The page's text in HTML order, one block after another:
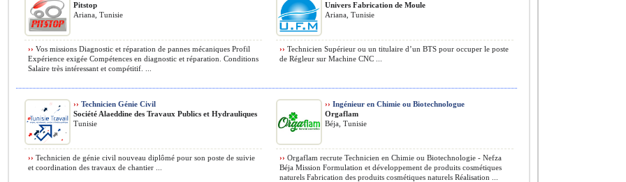
Pitstop
Ariana, Tunisie
›› Vos missions Diagnostic et réparation de pannes mécaniques Profil
Expérience exigée Compétences en diagnostic et réparation. Conditions
Salaire très intéressant et compétitif. ...
Univers Fabrication de Moule
Ariana, Tunisie
›› Technicien Supérieur ou un titulaire d’un BTS pour occuper le poste
de Régleur sur Machine CNC ...
›› Technicien Génie Civil
Société Alaeddine des Travaux Publics et Hydrauliques
Tunisie
›› Technicien de génie civil nouveau diplômé pour son poste de suivie
et coordination des travaux de chantier ...
›› Ingénieur en Chimie ou Biotechnologue
Orgaflam
Béja, Tunisie
›› Orgaflam recrute Technicien en Chimie ou Biotechnologie - Nefza
Béja Mission Formulation et développement de produits cosmétiques
naturels Fabrication des produits cosmétiques naturels Réalisation ...